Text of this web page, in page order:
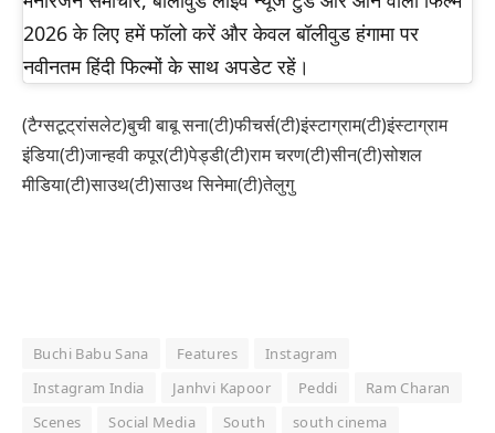
2026 के लिए हमें फॉलो करें और केवल बॉलीवुड हंगामा पर
नवीनतम हिंदी फिल्मों के साथ अपडेट रहें।
(टैग्सटूट्रांसलेट)बुची बाबू सना(टी)फीचर्स(टी)इंस्टाग्राम(टी)इंस्टाग्राम
इंडिया(टी)जान्हवी कपूर(टी)पेड्डी(टी)राम चरण(टी)सीन(टी)सोशल
मीडिया(टी)साउथ(टी)साउथ सिनेमा(टी)तेलुगु
Buchi Babu Sana Features
Instagram
Instagram India
Janhvi Kapoor Peddi
Ram Charan
Scenes
Social Media South
south cinema